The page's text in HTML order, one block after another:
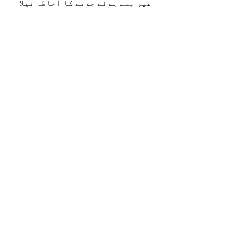
غیر بنے ہوئے جوتے کا احاطہ نیلا